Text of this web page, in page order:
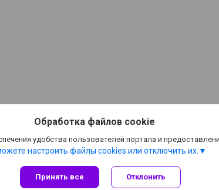
для покупателя
г.Минск, ул. Игнатенко, дом 4, корпус 2, помещение 8
Обработка файлов cookie
удобства пользователей портала и
настроить файлы cookies или отключить их.
Принять все Отклонить